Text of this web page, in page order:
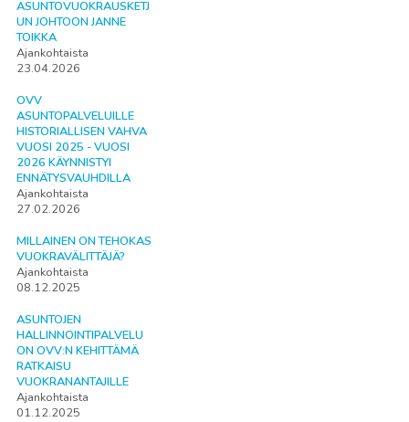
ASUNTOVUOKRAUSKETJ
UN JOHTOON JANNE
TOIKKA
Ajankohtaista
23.04.2026
OVV
ASUNTOPALVELUILLE
HISTORIALLISEN VAHVA
VUOSI 2025 - VUOSI
2026 KÄYNNISTYI
ENNÄTYSVAUHDILLA
Ajankohtaista
27.02.2026
MILLAINEN ON TEHOKAS
VUOKRAVÄLITTÄJÄ?
Ajankohtaista
08.12.2025
ASUNTOJEN
HALLINNOINTIPALVELU
ON OVV:N KEHITTÄMÄ
RATKAISU
VUOKRANANTAJILLE
Ajankohtaista
01.12.2025